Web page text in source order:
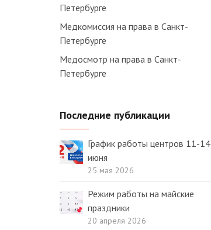
Петербурге
Медкомиссия на права в Санкт-
Петербурге
Медосмотр на права в Санкт-
Петербурге
Последние публикации
График работы центров 11-14
июня
25 мая 2026
Режим работы на майские
праздники
20 апреля 2026